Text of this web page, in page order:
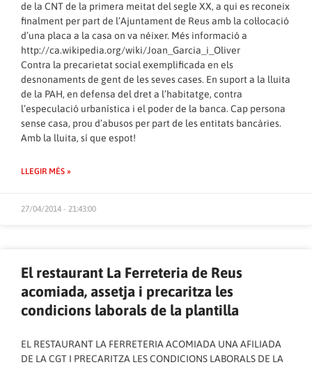
de la CNT de la primera meitat del segle XX, a qui es reconeix
finalment per part de l’Ajuntament de Reus amb la col·locació
d’una placa a la casa on va néixer. Més informació a
http://ca.wikipedia.org/wiki/Joan_Garcia_i_Oliver
Contra la precarietat social exemplificada en els
desnonaments de gent de les seves cases. En suport a la lluita
de la PAH, en defensa del dret a l’habitatge, contra
l’especulació urbanística i el poder de la banca. Cap persona
sense casa, prou d’abusos per part de les entitats bancàries.
Amb la lluita, sí que espot!
LLEGIR MÉS »
27/04/2014 - 21:43:00
El restaurant La Ferreteria de Reus
acomiada, assetja i precaritza les
condicions laborals de la plantilla
EL RESTAURANT LA FERRETERIA ACOMIADA UNA AFILIADA
DE LA CGT I PRECARITZA LES CONDICIONS LABORALS DE LA